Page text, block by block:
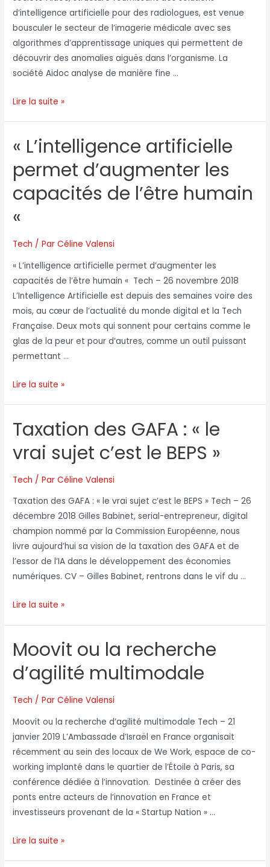
d’intelligence artificielle pour des radiologues, est venue
bousculer le secteur de l’imagerie médicale avec ses
algorithmes d’apprentissage uniques qui permettent de
découvrir des anomalies aiguës dans l’organisme. La
société Aidoc analyse de manière fine …
Lire la suite »
« L’intelligence artificielle
permet d’augmenter les
capacités de l’être humain
«
Tech / ParCéline Valensi
« L’intelligence artificielle permet d’augmenter les
capacités de l’être humain « Tech – 26 novembre 2018
L’Intelligence Artificielle est depuis des semaines voire des
mois, au cœur de l’actualité du monde digital et la Tech
Française. Deux mots qui sonnent pour certains comme le
glas de la peur et pour d’autres, comme un outil puissant
permettant …
Lire la suite »
Taxation des GAFA : « le
vrai sujet c’est le BEPS‎ »
Tech / ParCéline Valensi
Taxation des GAFA : « le vrai sujet c’est le BEPS‎ » Tech – 26
décembre 2018 Gilles Babinet, serial-entrepreneur, digital
champion nommé par la Commission Européenne, nous
livre aujourd’hui sa vision de la taxation des GAFA et de
l’essor de l’IA dans le développement des économies
numériques. CV – Gilles Babinet, rentrons dans le vif du …
Lire la suite »
Moovit ou la recherche
d’agilité multimodale
Tech / ParCéline Valensi
Moovit ou la recherche d’agilité multimodale Tech – 21
janvier 2019 L’Ambassade d’Israël en France organisait
récemment au sein des locaux de We Work, espace de co-
working implanté dans le quartier de l’Étoile à Paris, sa
conférence dédiée à l’innovation. Destinée à créer des
ponts entre acteurs de l’innovation en France et
investisseurs provenant de la « Startup Nation » …
Lire la suite »